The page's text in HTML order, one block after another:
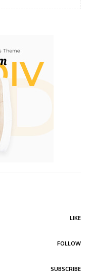
LIKE
FOLLOW
SUBSCRIBE